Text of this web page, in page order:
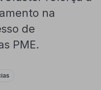
na
de
PME.